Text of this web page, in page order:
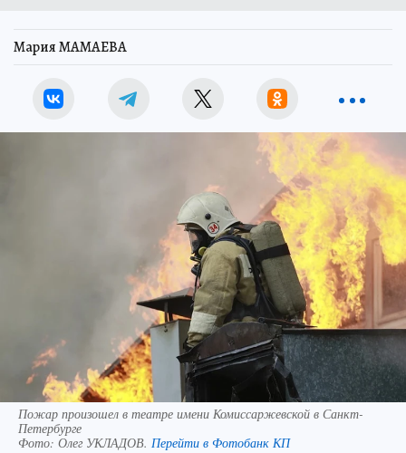
Мария МАМАЕВА
Пожар произошел в театре имени Комиссаржевской в Санкт-
Петербурге
Фото: Олег УКЛАДОВ. Перейти в Фотобанк КП